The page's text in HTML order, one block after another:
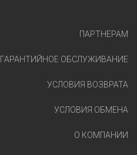
ПАРТНЕРАМ
ГАРАНТИЙНОЕ ОБСЛУЖИВАНИЕ
УСЛОВИЯ ВОЗВРАТА
УСЛОВИЯ ОБМЕНА
О КОМПАНИИ